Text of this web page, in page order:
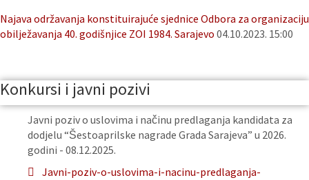
Najava održavanja konstituirajuće sjednice Odbora za organizaciju
obilježavanja 40. godišnjice ZOI 1984. Sarajevo 04.10.2023. 15:00
Konkursi i javni pozivi
Javni poziv o uslovima i načinu predlaganja kandidata za
dodjelu “Šestoaprilske nagrade Grada Sarajeva” u 2026.
godini - 08.12.2025.
Javni-poziv-o-uslovima-i-nacinu-predlaganja-